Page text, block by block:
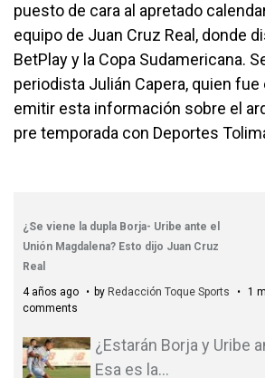
puesto de cara al apretado
equipo de Juan Cruz Real, donde
BetPlay y la Copa Sudamericana.
periodista Julián Capera, quien fue
emitir esta información sobre el
pre temporada con Deportes
¿Se viene la dupla Borja- Uribe ante el
Unión Magdalena? Esto dijo Juan Cruz
Real
4 años ago
by Redacción Toque Sports 1
comments
¿Estarán Borja y Uribe
Esa es la…